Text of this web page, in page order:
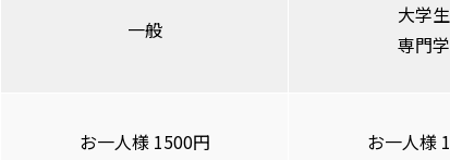
一般
大学生
専門
お一人様 1500円 お一人様